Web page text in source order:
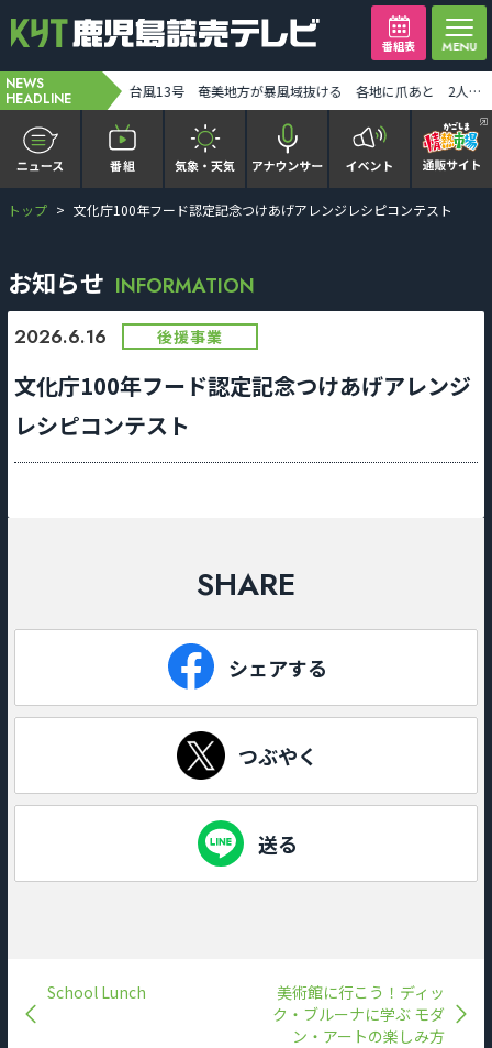
番組表
NEWS
HEADLINE H3ロケット9号機の打ち上げが11日に延期 [2026-08-08 14:13:00] 台風13号 奄美地方が暴風域抜ける 各地に爪あと 2人ケガ [2026-08-08 17:46:00]
かごピタ FAMILIAR
KYT news every かごしま
かごしまソロ活
It推しTV
番組表を見る
トップ 文化庁100年フード認定記念つけあげアレンジレシピコンテスト
お知らせ INFORMATION
2026.6.16 後援事業
文化庁100年フード認定記念つけあげアレンジ
レシピコンテスト
SHARE
シェアする
つぶやく
送る
School Lunch
美術館に行こう！ディッ
ク・ブルーナに学ぶ モダ
ン・アートの楽しみ方